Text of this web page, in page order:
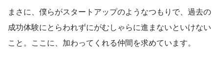
まさに、僕らがスタートアップのようなつもりで、過去の
成功体験にとらわれずにがむしゃらに進まないといけない
こと。ここに、加わってくれる仲間を求めています。